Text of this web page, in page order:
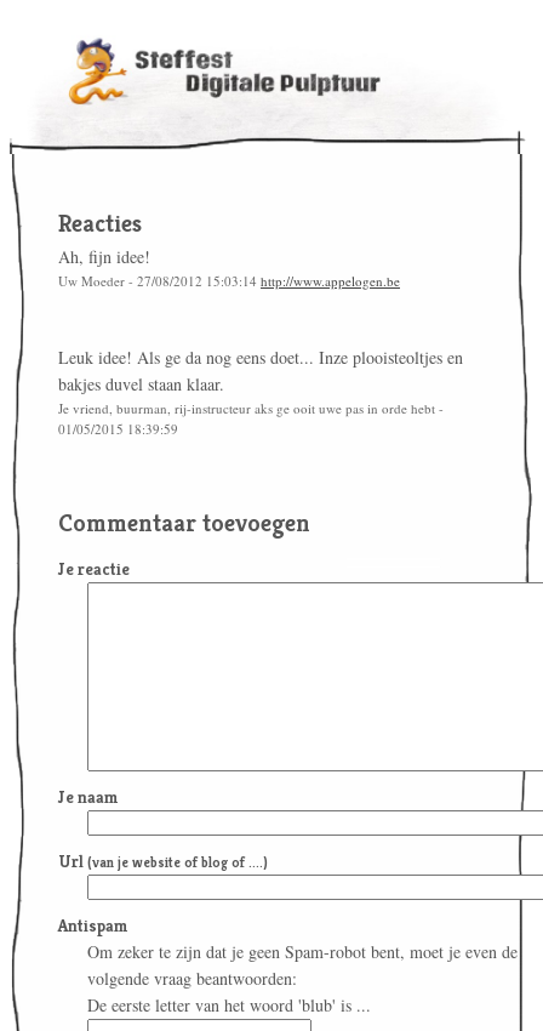
Reacties
Ah, fijn idee!
Uw Moeder - 27/08/2012 15:03:14 http://www.appelogen.be
Leuk idee! Als ge da nog eens doet... Inze plooisteoltjes en
bakjes duvel staan klaar.
Je vriend, buurman, rij-instructeur aks ge ooit uwe pas in orde hebt -
01/05/2015 18:39:59
Commentaar toevoegen
Je reactie
Je naam
Url (van je website of blog of ....)
Antispam
Om zeker te zijn dat je geen Spam-robot bent, moet je even de
volgende vraag beantwoorden:
De eerste letter van het woord 'blub' is ...